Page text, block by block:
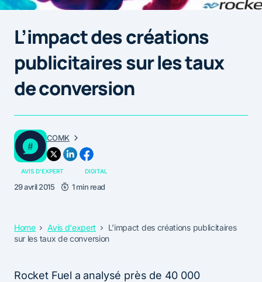
L’impact des créations
publicitaires sur les taux
de conversion
COMK
AVIS D'EXPERT DIGITAL
29 avril 2015 1 min read
Home Avis d'expert
L’impact des créations publicitaires
sur les taux de conversion
Rocket Fuel a analysé près de 40 000